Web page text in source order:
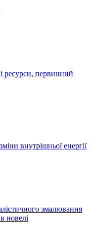
ресурси, первинний
внутрішньої енергії
змалювання
новелі